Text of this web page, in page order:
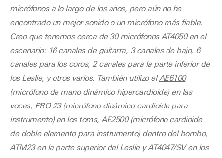
micrófonos a lo largo de los años, pero aún no he
encontrado un mejor sonido o un micrófono más fiable.
Creo que tenemos cerca de 30 micrófonos AT4050 en el
escenario: 16 canales de guitarra, 3 canales de bajo, 6
canales para los coros, 2 canales para la parte inferior de
los Leslie, y otros varios. También utilizo elAE6100
(micrófono de mano dinámico hipercardioide) en las
voces, PRO 23 (micrófono dinámico cardioide para
instrumento) en los toms, AE2500(micrófono cardioide
de doble elemento para instrumento) dentro del bombo,
ATM23 en la parte superior del Leslie yAT4047/SVen los